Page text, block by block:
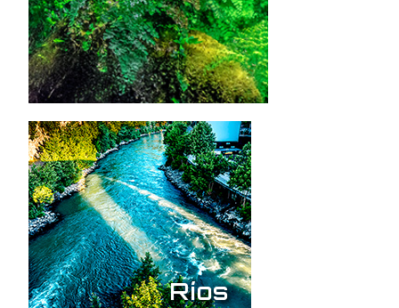
Ríos